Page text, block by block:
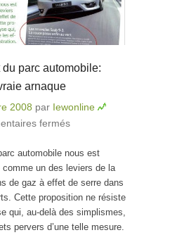
parc automobile:
arnaque
2008 par Iewonline
fermés
du parc
automobile:
fausse solution
et vraie arnaque
automobile nous est
comme un des leviers de la
de gaz à effet de serre dans
Cette proposition ne résiste
qui, au-delà des simplismes,
pervers d’une telle mesure.